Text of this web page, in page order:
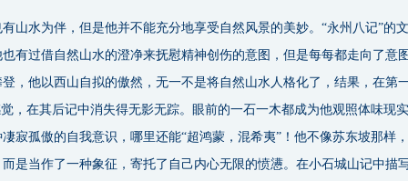
水为伴，但是他并不能充分地享受自然风景的美妙。“永州八记”的文
有过借自然山水的澄净来抚慰精神创伤的意图，但是每每都走向了意图
，他以西山自拟的傲然，无一不是将自然山水人格化了，结果，在第
，在其后记中消失得无影无踪。眼前的一石一木都成为他观照体味现实
寂孤傲的自我意识，哪里还能“超鸿蒙，混希夷”！他不像苏东坡那样，
是当作了一种象征，寄托了自己内心无限的愤懑。在小石城山记中描